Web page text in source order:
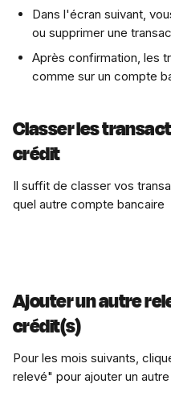
Dans l'écran suivant,
ou supprimer une
Après confirmation, les
comme sur un compte
Classer les
crédit
Il suffit de classer vos
quel autre compte bancaire
Ajouter un autre
crédit(s)
Pour les mois suivants,
relevé" pour ajouter un